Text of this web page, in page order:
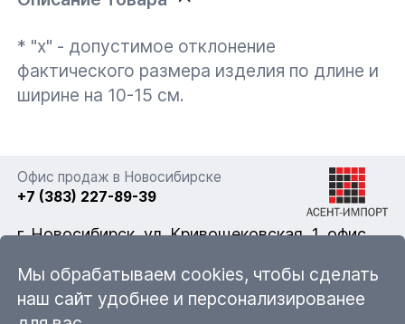
* "x" - допустимое отклонение
фактического размера изделия по длине и
ширине на 10-15 см.
Офис продаж в Новосибирске
+7 (383) 227-89-39
г. Новосибирск, ул. Кривощековская, 1, офис
Мы обрабатываем cookies, чтобы сделать
наш сайт удобнее и персонализированее